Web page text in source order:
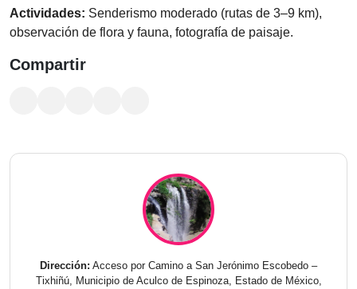
Actividades: Senderismo moderado (rutas de 3–9 km),
observación de flora y fauna, fotografía de paisaje.
Compartir
Dirección: Acceso por Camino a San Jerónimo Escobedo –
Tixhiñú, Municipio de Aculco de Espinoza, Estado de México,